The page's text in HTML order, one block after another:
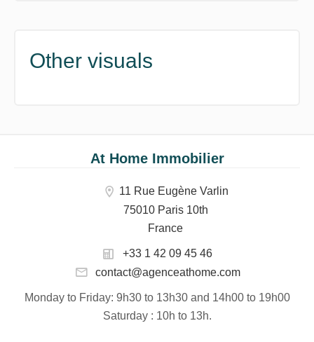
Other visuals
At Home Immobilier
11 Rue Eugène Varlin
75010 Paris 10th
France
+33 1 42 09 45 46
contact@agenceathome.com
Monday to Friday: 9h30 to 13h30 and 14h00 to 19h00
Saturday : 10h to 13h.